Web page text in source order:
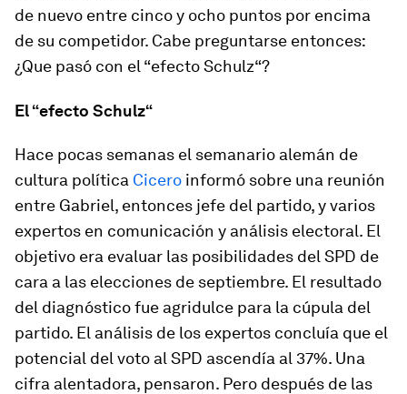
de nuevo entre cinco y ocho puntos por encima
de su competidor. Cabe preguntarse entonces:
¿Que pasó con el “efecto Schulz“?
El “efecto Schulz“
Hace pocas semanas el semanario alemán de
cultura política Cicero informó sobre una reunión
entre Gabriel, entonces jefe del partido, y varios
expertos en comunicación y análisis electoral. El
objetivo era evaluar las posibilidades del SPD de
cara a las elecciones de septiembre. El resultado
del diagnóstico fue agridulce para la cúpula del
partido. El análisis de los expertos concluía que el
potencial del voto al SPD ascendía al 37%. Una
cifra alentadora, pensaron. Pero después de las